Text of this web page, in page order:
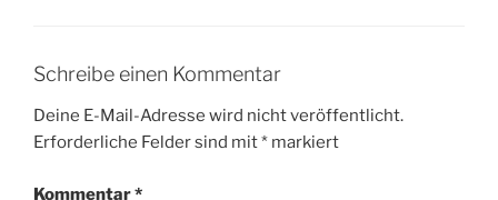
Schreibe einen Kommentar
Deine E-Mail-Adresse wird nicht veröffentlicht.
Erforderliche Felder sind mit* markiert
Kommentar*